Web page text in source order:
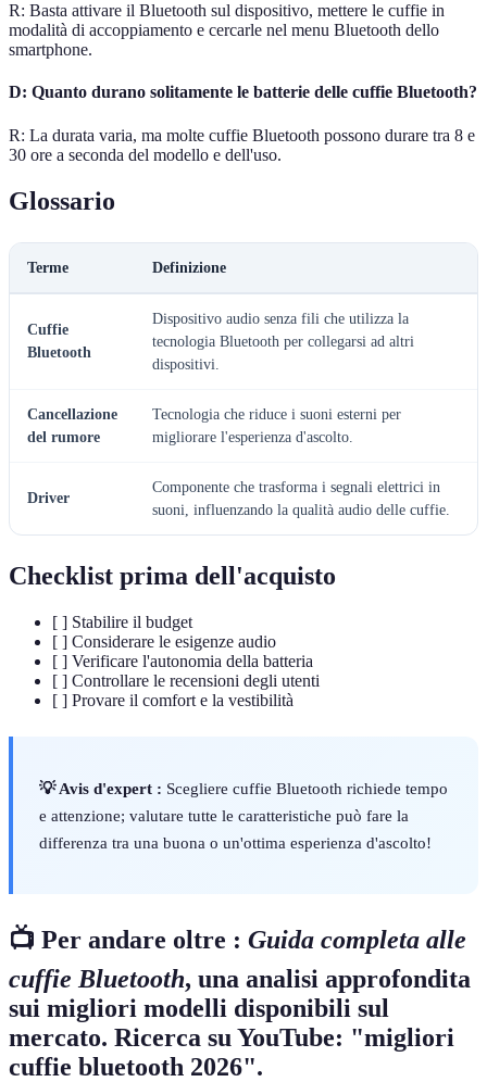
R: Basta attivare il Bluetooth sul dispositivo, mettere le cuffie in
modalità di accoppiamento e cercarle nel menu Bluetooth dello
smartphone.
D: Quanto durano solitamente le batterie delle cuffie Bluetooth?
R: La durata varia, ma molte cuffie Bluetooth possono durare tra 8 e
30 ore a seconda del modello e dell'uso.
Glossario
Terme Definizione
Cuffie
Bluetooth
Dispositivo audio senza fili che utilizza la
tecnologia Bluetooth per collegarsi ad altri
dispositivi.
Cancellazione
del rumore
Tecnologia che riduce i suoni esterni per
migliorare l'esperienza d'ascolto.
Driver
Componente che trasforma i segnali elettrici in
suoni, influenzando la qualità audio delle cuffie.
Checklist prima dell'acquisto
[ ] Stabilire il budget
[ ] Considerare le esigenze audio
[ ] Verificare l'autonomia della batteria
[ ] Controllare le recensioni degli utenti
[ ] Provare il comfort e la vestibilità
💡 Avis d'expert : Scegliere cuffie Bluetooth richiede tempo
e attenzione; valutare tutte le caratteristiche può fare la
differenza tra una buona o un'ottima esperienza d'ascolto!
📺 Per andare oltre : Guida completa alle
cuffie Bluetooth, una analisi approfondita
sui migliori modelli disponibili sul
mercato. Ricerca su YouTube: "migliori
cuffie bluetooth 2026".